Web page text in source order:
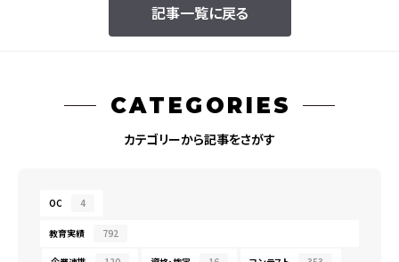
記事一覧に戻る
CATEGORIES
カテゴリーから記事をさがす
OC 4
教育実績 792